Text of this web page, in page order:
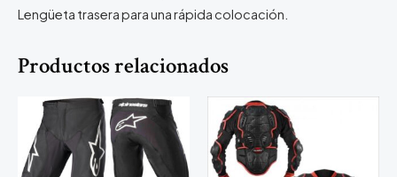
Lengüeta trasera para una rápida colocación.
Productos relacionados